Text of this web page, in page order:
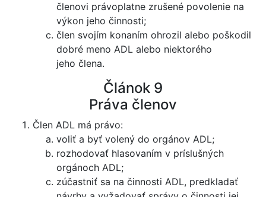
členovi právoplatne zrušené povolenie na
výkon jeho činnosti;
člen svojím konaním ohrozil alebo poškodil
dobré meno ADL alebo niektorého
jeho člena.
Článok 9
Práva členov
Člen ADL má právo:
voliť a byť volený do orgánov ADL;
rozhodovať hlasovaním v príslušných
orgánoch ADL;
zúčastniť sa na činnosti ADL, predkladať